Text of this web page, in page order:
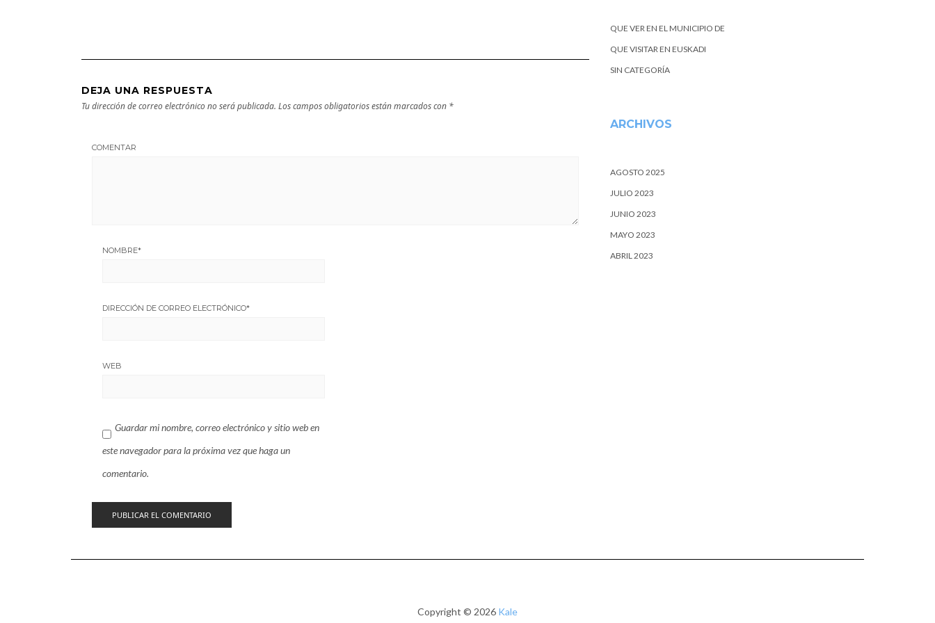
DEJA UNA RESPUESTA
Tu dirección de correo electrónico no será publicada. Los campos obligatorios están marcados con *
COMENTAR
NOMBRE*
DIRECCIÓN DE CORREO ELECTRÓNICO*
WEB
Guardar mi nombre, correo electrónico y sitio web en
este navegador para la próxima vez que haga un
comentario.
QUE VER EN EL MUNICIPIO DE
QUE VISITAR EN EUSKADI
SIN CATEGORÍA
ARCHIVOS
AGOSTO 2025
JULIO 2023
JUNIO 2023
MAYO 2023
ABRIL 2023
Copyright © 2026 Kale